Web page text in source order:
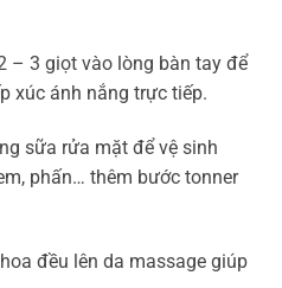
– 3 giọt vào lòng bàn tay để
xúc ánh nắng trực tiếp.
sữa rửa mặt để vệ sinh
phấn… thêm bước tonner
đều lên da massage giúp